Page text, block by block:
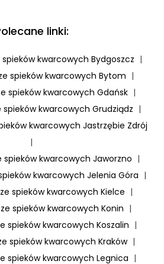
linki:
kwarcowych Bydgoszcz |
spieków kwarcowych Bytom |
spieków kwarcowych Gdańsk |
kwarcowych Grudziądz |
kwarcowych Jastrzębie Zdrój
|
kwarcowych Jaworzno |
kwarcowych Jelenia Góra |
spieków kwarcowych Kielce |
spieków kwarcowych Konin |
spieków kwarcowych Koszalin |
spieków kwarcowych Kraków |
spieków kwarcowych Legnica |